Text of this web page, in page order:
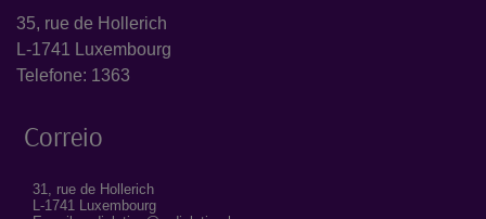
35, rue de Hollerich
L-1741 Luxembourg
Telefone: 1363
Correio
31, rue de Hollerich
L-1741 Luxembourg